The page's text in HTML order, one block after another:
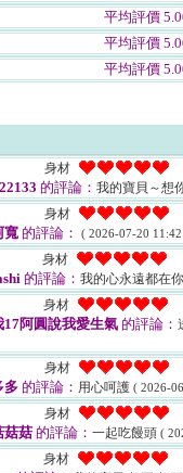
平均評價
平均評價
平均評價
身材
的評論： 我的寶貝～想
身材
寬 的評論： ( 2026-07-20
身材
的評論： 我的心永遠都在
身材
17阿圓說我愛生氣 的評論：
身材
多 的評論： 用心呵護 ( 2026-
身材
菇菇 的評論： 一起吃饅頭 (
身材